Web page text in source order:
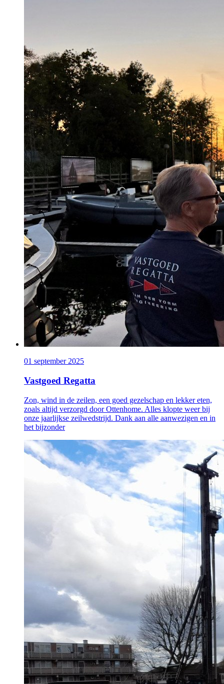
01 september 2025
Vastgoed Regatta
Zon, wind in de zeilen, een goed gezelschap en lekker eten,
zoals altijd verzorgd door Ottenhome. Alles klopte weer bij
onze jaarlijkse zeilwedstrijd. Dank aan alle aanwezigen en in
het bijzonder